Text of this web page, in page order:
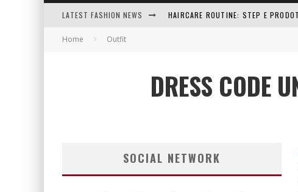
LATEST FASHION NEWS RAIN: IL PROFUMO DELLA PIOGGIA,
HAIRCARE ROUTINE: STEP E
Home Outfit
DRESS CODE
SOCIAL NETWORK